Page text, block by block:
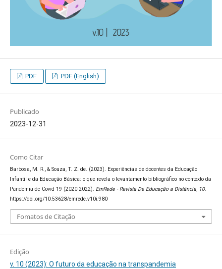
PDF PDF (English)
Publicado
2023-12-31
Como Citar
Barbosa, M. R., & Souza, T. Z. de. (2023). Experiências de docentes da Educação
Infantil e da Educação Básica: o que revela o levantamento bibliográfico no contexto da
Pandemia de Covid-19 (2020-2022). EmRede - Revista De Educação a Distância, 10.
https://doi.org/10.53628/emrede.v10i.980
Fomatos de Citação
Edição
v. 10 (2023): O futuro da educação na transpandemia